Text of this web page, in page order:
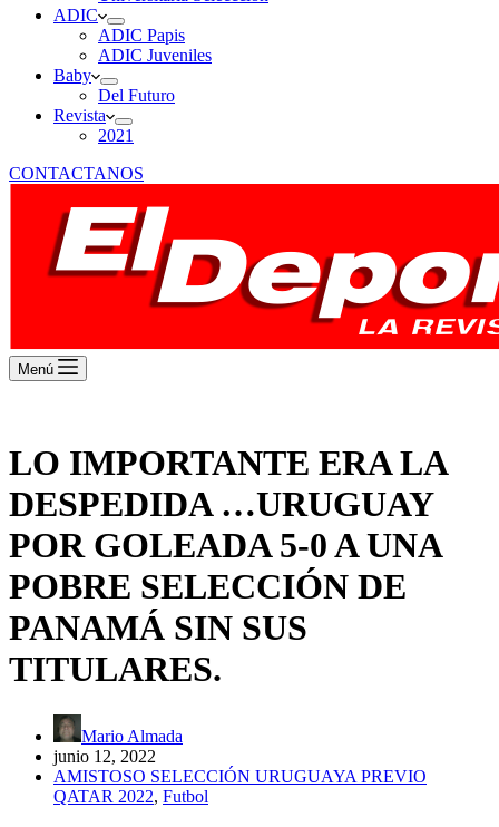
ADIC
ADIC Papis
ADIC Juveniles
Baby
Del Futuro
Revista
2021
CONTACTANOS
Menú
LO IMPORTANTE ERA LA
DESPEDIDA …URUGUAY
POR GOLEADA 5-0 A UNA
POBRE SELECCIÓN DE
PANAMÁ SIN SUS
TITULARES.
Mario Almada
junio 12, 2022
AMISTOSO SELECCIÓN URUGUAYA PREVIO
QATAR 2022, Futbol